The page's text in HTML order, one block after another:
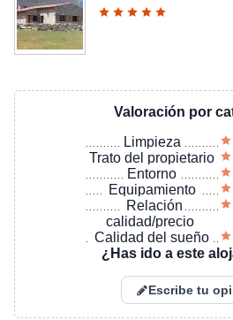
Valoración por
Limpieza
Trato del propietario
Entorno
Equipamiento
Relación
calidad/precio
Calidad del sueño
¿Has ido a este
Escribe tu